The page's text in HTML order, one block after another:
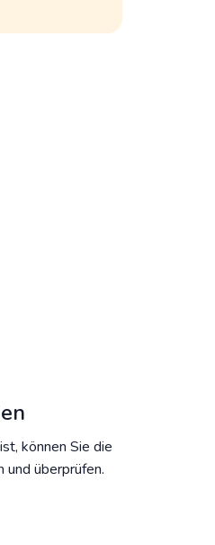
können Sie die
und überprüfen.